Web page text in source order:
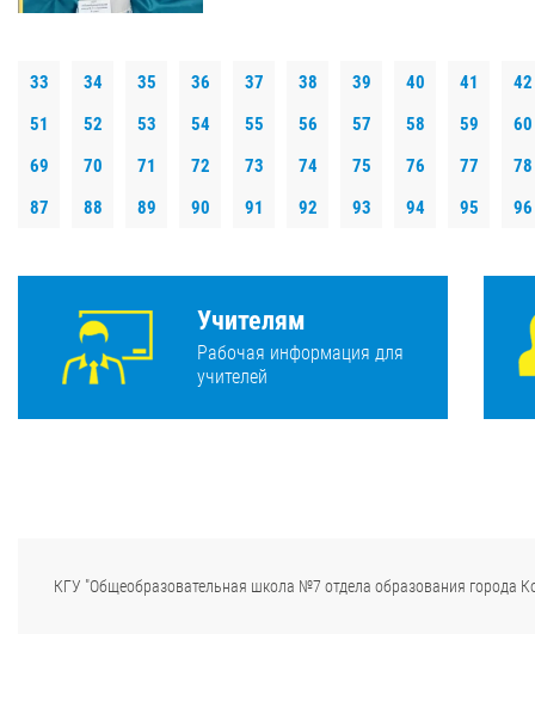
33 34 35 36 37 38 39 40 41
42
51
52 53 54 55 56 57 58 59
60
69
70 71 72 73 74 75 76 77
78
87
88 89 90 91 92 93 94 95 96
Учителям
Рабочая информация для
учителей
КГУ "Общеобразовательная школа №7 отдела образования города